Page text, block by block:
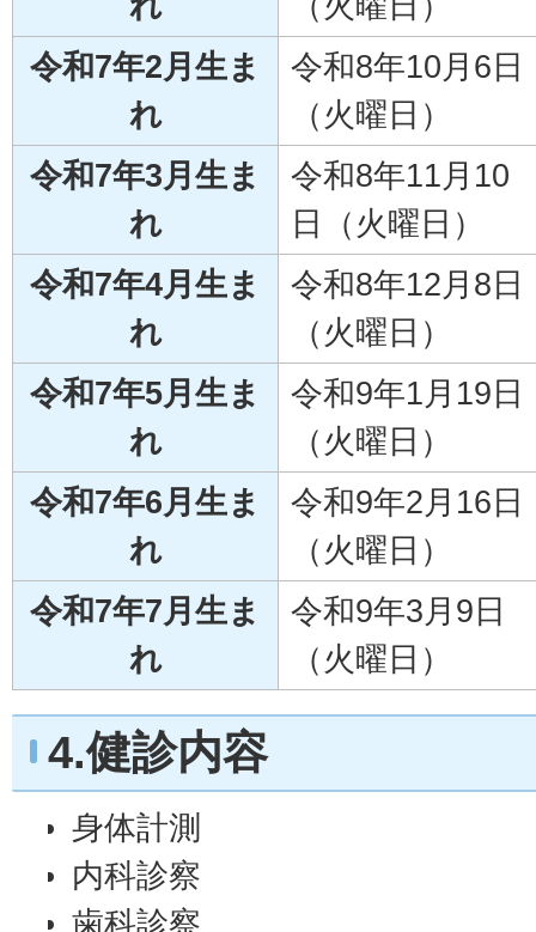
令和7年2月生ま
れ
令和8年10月6日
（火曜日）
令和7年3月生ま
れ
令和8年11月10
日（火曜日）
令和7年4月生ま
れ
令和8年12月8日
（火曜日）
令和7年5月生ま
れ
令和9年1月19日
（火曜日）
令和7年6月生ま
れ
令和9年2月16日
（火曜日）
令和7年7月生ま
れ
令和9年3月9日
（火曜日）
4.健診内容
身体計測
内科診察
歯科診察